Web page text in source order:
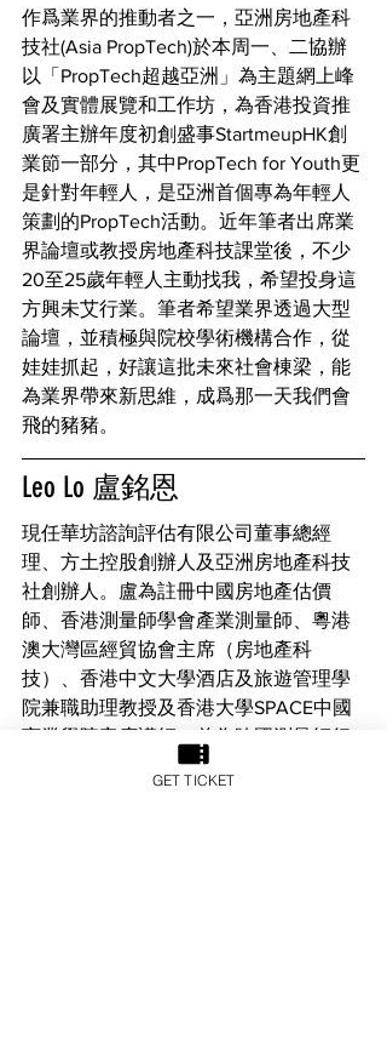
作爲業界的推動者之一，亞洲房地產科
技社(Asia PropTech)於本周一、二協辦
以「PropTech超越亞洲」為主題網上峰
會及實體展覽和工作坊，為香港投資推
廣署主辦年度初創盛事StartmeupHK創
業節一部分，其中PropTech for Youth更
是針對年輕人，是亞洲首個專為年輕人
策劃的PropTech活動。近年筆者出席業
界論壇或教授房地產科技課堂後，不少
20至25歲年輕人主動找我，希望投身這
方興未艾行業。筆者希望業界透過大型
論壇，並積極與院校學術機構合作，從
娃娃抓起，好讓這批未來社會棟梁，能
為業界帶來新思維，成爲那一天我們會
飛的豬豬。
Leo Lo 盧銘恩
現任華坊諮詢評估有限公司董事總經
理、方土控股創辦人及亞洲房地產科技
社創辦人。盧為註冊中國房地產估價
師、香港測量師學會產業測量師、粵港
澳​​大灣區經貿協會主席（房地產科
技）、香港中文大學酒店及旅遊管理學
院兼職助理教授及香港大學SPACE中國
商業學院客席講師。曾為跨國測量師行
高級董事，兼任上海地區估值及諮詢部
GET TICKET